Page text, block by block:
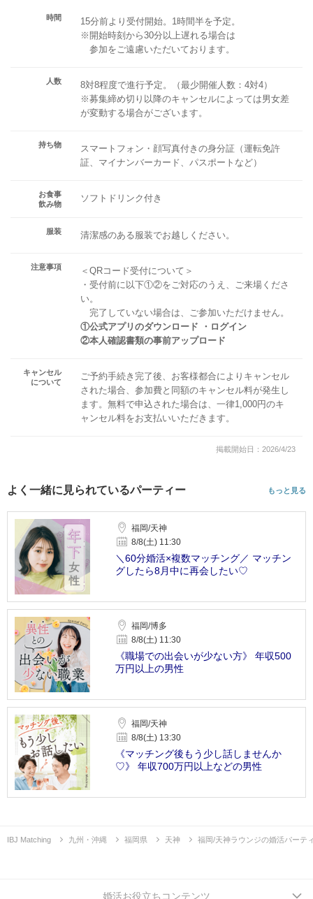
時間
15分前より受付開始。1時間半を予定。
※開始時刻から30分以上遅れる場合は
参加をご遠慮いただいております。
人数
8対8程度で進行予定。（最少開催人数：4対4）
※募集締め切り以降のキャンセルによっては男女差
が変動する場合がございます。
持ち物
スマートフォン・顔写真付きの身分証（運転免許
証、マイナンバーカード、パスポートなど）
お食事
飲み物
ソフトドリンク付き
服装 清潔感のある服装でお越しください。
注意事項
＜QRコード受付について＞
・受付前に以下①②をご対応のうえ、ご来場くださ
い。
完了していない場合は、ご参加いただけません。
①公式アプリのダウンロード ・ログイン
②本人確認書類の事前アップロード
キャンセル
について
ご予約手続き完了後、お客様都合によりキャンセル
された場合、参加費と同額のキャンセル料が発生し
ます。無料で申込された場合は、一律1,000円のキ
ャンセル料をお支払いいただきます。
掲載開始日：2026/4/23
よく一緒に見られているパーティー もっと見る
福岡/天神
8/8(土) 11:30
＼60分婚活×複数マッチング／ マッチン
グしたら8月中に再会したい♡
福岡/博多
8/8(土) 11:30
《職場での出会いが少ない方》 年収500
万円以上の男性
福岡/天神
8/8(土) 13:30
《マッチング後もう少し話しませんか
♡》 年収700万円以上などの男性
IBJ Matching 九州・沖縄 福岡県 天神 福岡/天神ラウンジの婚活パーテ
婚活お役立ちコンテンツ